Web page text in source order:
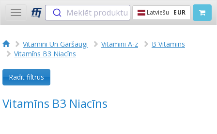
Toggle
navigation
Meklēt produktu Latviešu EUR
Vitamīni Un Garšaugi Vitamīni A-z
B Vitamīns
Vitamīns B3 Niacīns
Rādīt filtrus
Vitamīns B3 Niacīns